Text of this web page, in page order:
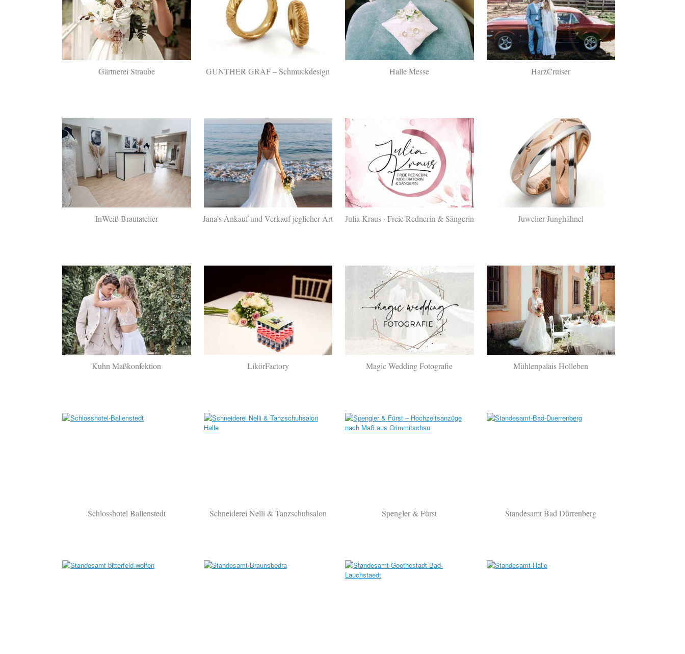
Gärtnerei Straube GUNTHER GRAF – Schmuckdesign Halle Messe HarzCruiser
InWeiß Brautatelier Jana’s Ankauf und Verkauf jeglicher Art Julia Kraus · Freie Rednerin & Sängerin Juwelier Junghähnel
Kuhn Maßkonfektion LikörFactory Magic Wedding Fotografie Mühlenpalais Holleben
Schlosshotel Ballenstedt Schneiderei Nelli & Tanzschuhsalon Spengler & Fürst Standesamt Bad Dürrenberg